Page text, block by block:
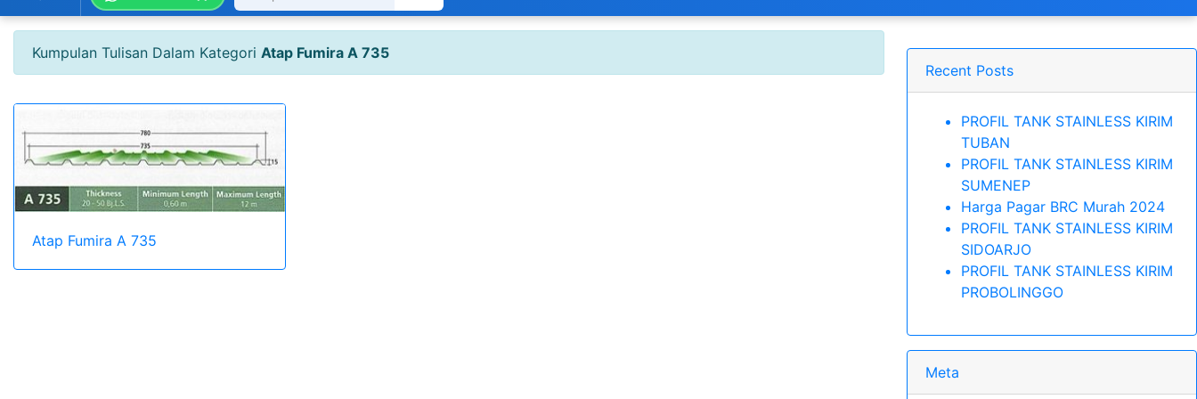
Kumpulan Tulisan Dalam Kategori Atap Fumira A 735
Atap Fumira A 735
Recent Posts
PROFIL TANK STAINLESS KIRIM
TUBAN
PROFIL TANK STAINLESS KIRIM
SUMENEP
Harga Pagar BRC Murah 2024
PROFIL TANK STAINLESS KIRIM
SIDOARJO
PROFIL TANK STAINLESS KIRIM
PROBOLINGGO
Meta